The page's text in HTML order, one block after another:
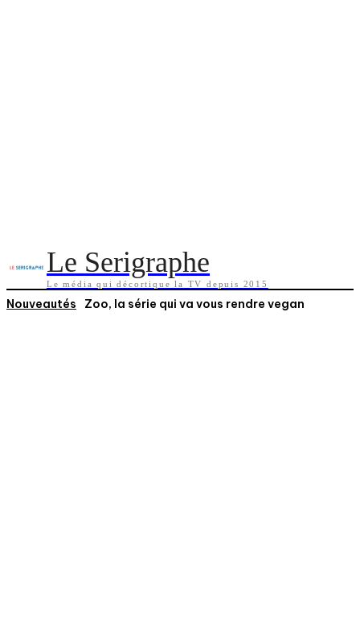
Le Serigraphe
Le média qui décortique la TV depuis 2015
Nouveautés Zoo, la série qui va vous rendre vegan